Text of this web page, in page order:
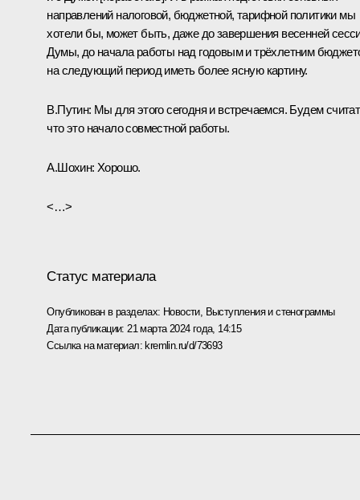
направлений налоговой, бюджетной, тарифной политики мы
хотели бы, может быть, даже до завершения весенней
Думы, до начала работы над годовым и трёхлетним
на следующий период иметь более ясную картину.
В.Путин: Мы для этого сегодня и встречаемся. Будем
что это начало совместной работы.
А.Шохин: Хорошо.
<…>
Статус материала
Опубликован в разделах: Новости, Выступления и стенограммы
Дата публикации: 21 марта 2024 года, 14:15
Ссылка на материал: kremlin.ru/d/73693